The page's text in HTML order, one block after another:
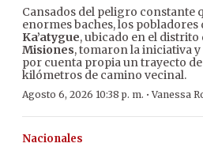
Cansados del peligro constante
enormes baches, los pobladores
Ka’atygue, ubicado en el distrito
Misiones, tomaron la iniciativa
por cuenta propia un trayecto
kilómetros de camino vecinal.
Agosto 6, 2026 10:38 p. m. ·Vanessa
Nacionales